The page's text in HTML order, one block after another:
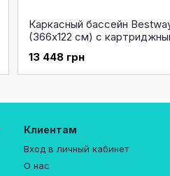
Каркасный бассейн
(366х122 см) с
13 448 грн
Клиентам
Вход в личный кабинет
О нас